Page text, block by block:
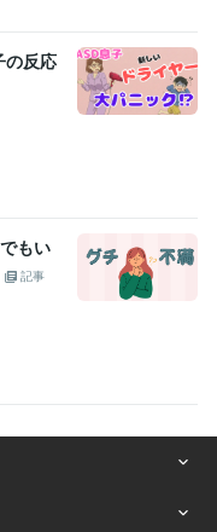
）
年
ます。:20年
の反応
もい
記事